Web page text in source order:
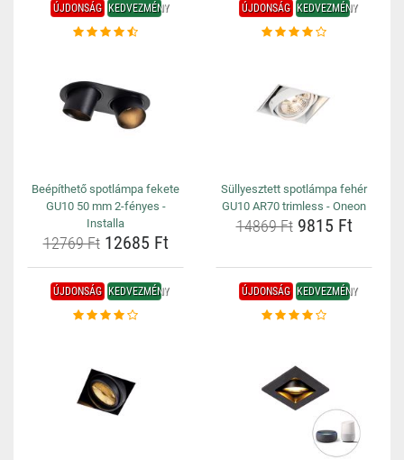
ÚJDONSÁG KEDVEZMÉNY
Beépíthető spotlámpa fekete
GU10 50 mm 2-fényes -
Installa
12769 Ft12685 Ft
ÚJDONSÁG KEDVEZMÉNY
Süllyesztett spotlámpa fehér
GU10 AR70 trimless - Oneon
14869 Ft9815 Ft
ÚJDONSÁG KEDVEZMÉNY ÚJDONSÁG KEDVEZMÉNY